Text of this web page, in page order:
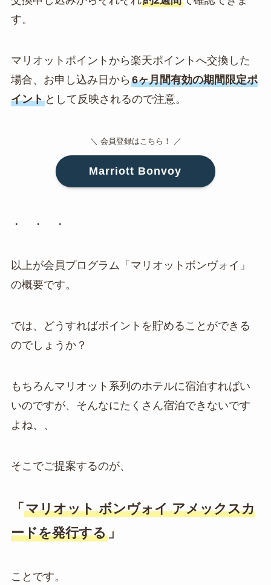
す。
マリオットポイントから楽天ポイントへ交換した
場合、お申し込み日から 6ヶ月間有効の期間限定ポ
イントとして反映されるので注意。
＼ 会員登録はこちら！ ／
Marriott Bonvoy
・ ・ ・
以上が会員プログラム「マリオットボンヴォイ」
の概要です。
では、どうすればポイントを貯めることができる
のでしょうか？
もちろんマリオット系列のホテルに宿泊すればい
いのですが、そんなにたくさん宿泊できないです
よね、、
そこでご提案するのが、
「 マリオット ボンヴォイ アメックスカ
ードを発行する」
ことです。